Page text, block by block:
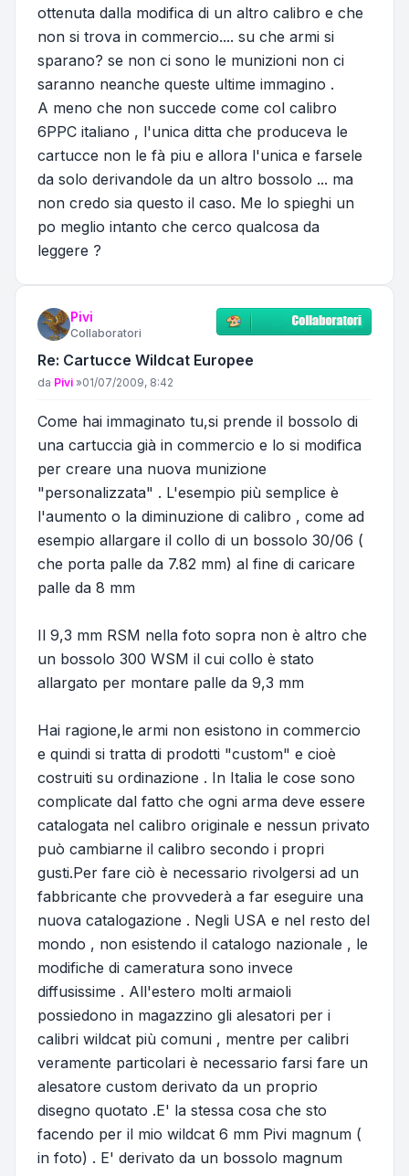
ottenuta dalla modifica di un altro calibro e che
non si trova in commercio.... su che armi si
sparano? se non ci sono le munizioni non ci
saranno neanche queste ultime immagino .
A meno che non succede come col calibro
6PPC italiano , l'unica ditta che produceva le
cartucce non le fà piu e allora l'unica e farsele
da solo derivandole da un altro bossolo ... ma
non credo sia questo il caso. Me lo spieghi un
po meglio intanto che cerco qualcosa da
leggere ?
Pivi
Collaboratori
Re: Cartucce Wildcat Europee
Messaggio
da Pivi »01/07/2009, 8:42
Come hai immaginato tu,si prende il bossolo di
una cartuccia già in commercio e lo si modifica
per creare una nuova munizione
"personalizzata" . L'esempio più semplice è
l'aumento o la diminuzione di calibro , come ad
esempio allargare il collo di un bossolo 30/06 (
che porta palle da 7.82 mm) al fine di caricare
palle da 8 mm
Il 9,3 mm RSM nella foto sopra non è altro che
un bossolo 300 WSM il cui collo è stato
allargato per montare palle da 9,3 mm
Hai ragione,le armi non esistono in commercio
e quindi si tratta di prodotti "custom" e cioè
costruiti su ordinazione . In Italia le cose sono
complicate dal fatto che ogni arma deve essere
catalogata nel calibro originale e nessun privato
può cambiarne il calibro secondo i propri
gusti.Per fare ciò è necessario rivolgersi ad un
fabbricante che provvederà a far eseguire una
nuova catalogazione . Negli USA e nel resto del
mondo , non esistendo il catalogo nazionale , le
modifiche di cameratura sono invece
diffusissime . All'estero molti armaioli
possiedono in magazzino gli alesatori per i
calibri wildcat più comuni , mentre per calibri
veramente particolari è necessario farsi fare un
alesatore custom derivato da un proprio
disegno quotato .E' la stessa cosa che sto
facendo per il mio wildcat 6 mm Pivi magnum (
in foto) . E' derivato da un bossolo magnum